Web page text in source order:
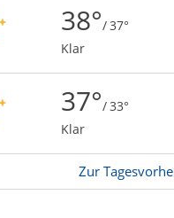
38°/ 37°
Klar
37°/ 33°
Klar
Zur